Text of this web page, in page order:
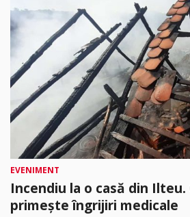
EVENIMENT
Incendiu la o casă din Ilteu.
primește îngrijiri medicale